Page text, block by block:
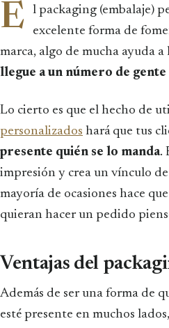
E
l packaging (embalaje)
excelente forma de
marca, algo de mucha ayuda
llegue a un número de gente
Lo cierto es que el hecho de
personalizados hará que tus
presente quién se lo manda.
impresión y crea un vínculo
mayoría de ocasiones hace
quieran hacer un pedido
Ventajas del
Además de ser una forma de
esté presente en muchos